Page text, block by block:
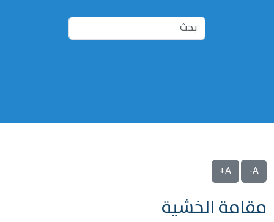
A-
A+
مقامة الخشية